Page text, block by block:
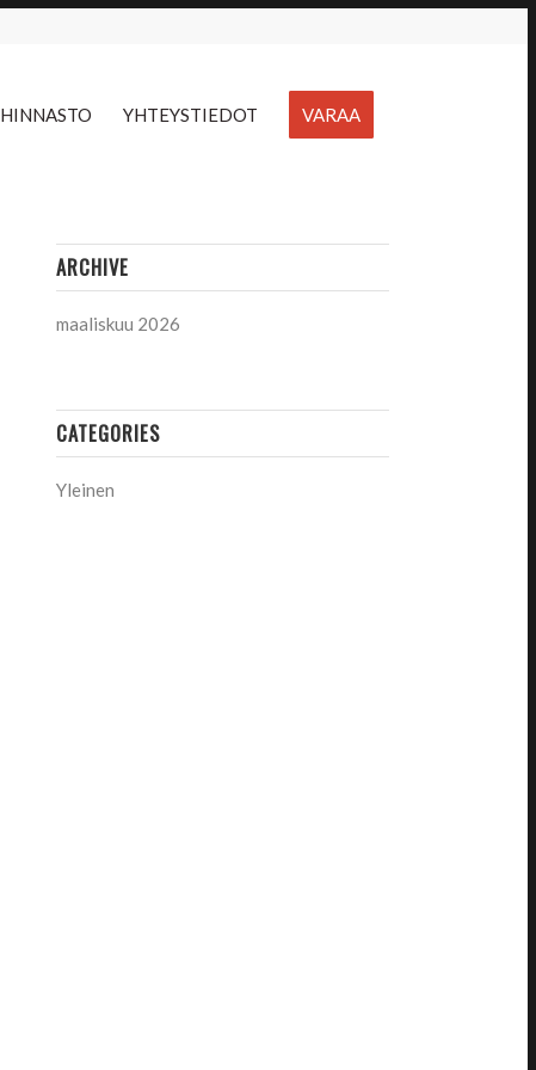
HINNASTO YHTEYSTIEDOT VARAA
ARCHIVE
maaliskuu 2026
CATEGORIES
Yleinen